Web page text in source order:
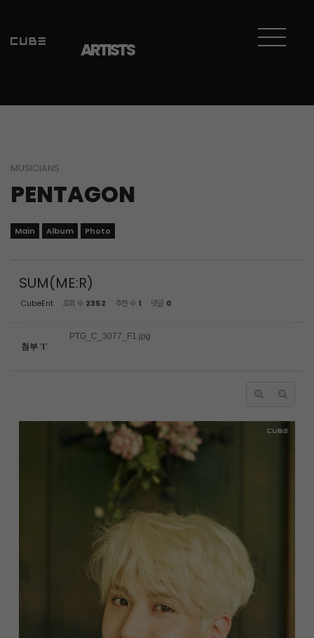
ARTISTS
MUSICIANS
PENTAGON
Main Album Photo
SUM(ME:R)
CubeEnt 조회 수 2352 추천 수 1 댓글 0
첨부 '1'
PTG_C_3077_F1.jpg